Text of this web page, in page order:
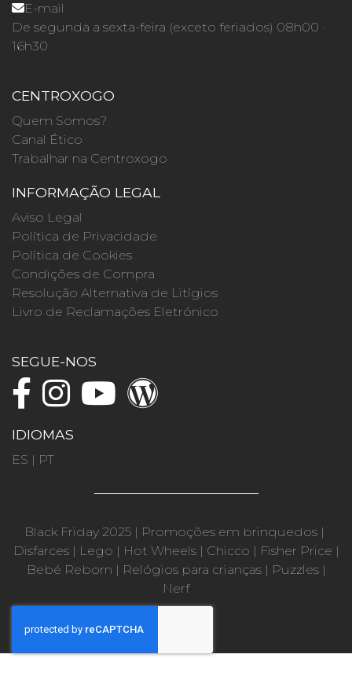
E-mail
De segunda a sexta-feira (exceto feriados) 08h00 ·
16h30
CENTROXOGO
Quem Somos?
Canal Ético
Trabalhar na Centroxogo
INFORMAÇÃO LEGAL
Aviso Legal
Política de Privacidade
Política de Cookies
Condições de Compra
Resolução Alternativa de Litígios
Livro de Reclamações Eletrónico
SEGUE-NOS
IDIOMAS
ES | PT
Black Friday 2025 | Promoções em brinquedos |
Disfarces| Lego | Hot Wheels| Chicco | Fisher Price |
Bebé Reborn | Relógios para crianças| Puzzles|
Nerf